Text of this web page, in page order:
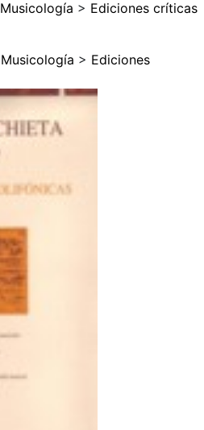
Musicología > Ediciones críticas
Musicología > Ediciones